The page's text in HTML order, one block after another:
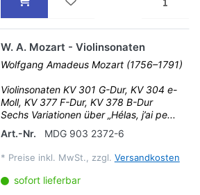
W. A. Mozart - Violinsonaten
Wolfgang Amadeus Mozart (1756–1791)
Violinsonaten KV 301 G-Dur, KV 304 e-
Moll, KV 377 F-Dur, KV 378 B-Dur
Sechs Variationen über „Hélas, j’ai pe...
Art.-Nr.
MDG 903 2372-6
* Preise inkl. MwSt., zzgl. Versandkosten
sofort lieferbar